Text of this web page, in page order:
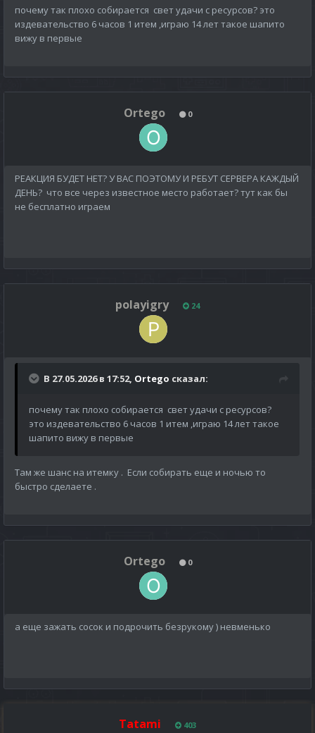
почему так плохо собирается свет удачи с ресурсов? это
издевательство 6 часов 1 итем ,играю 14 лет такое шапито
вижу в первые
Ortego 0
РЕАКЦИЯ БУДЕТ НЕТ? У ВАС ПОЭТОМУ И РЕБУТ СЕРВЕРА КАЖДЫЙ
ДЕНЬ? что все через известное место работает? тут как бы
не бесплатно играем
polayigry 24
В 27.05.2026 в 17:52, Ortego сказал:
почему так плохо собирается свет удачи с ресурсов?
это издевательство 6 часов 1 итем ,играю 14 лет такое
шапито вижу в первые
Там же шанс на итемку . Если собирать еще и ночью то
быстро сделаете .
Ortego 0
а еще зажать сосок и подрочить безрукому ) невменько
Tatami 403